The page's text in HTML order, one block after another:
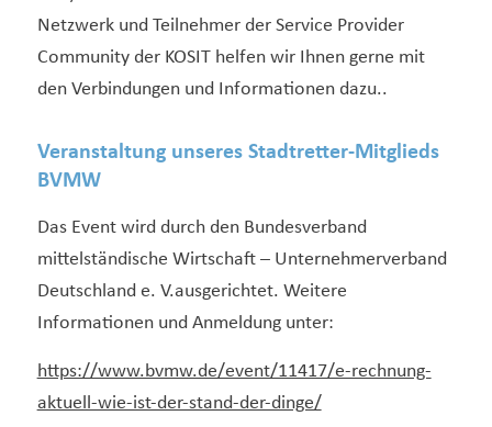
Netzwerk und Teilnehmer der Service Provider
Community der KOSIT helfen wir Ihnen gerne mit
den Verbindungen und Informationen dazu..
Veranstaltung unseres Stadtretter-Mitglieds
BVMW
Das Event wird durch den Bundesverband
mittelständische Wirtschaft – Unternehmerverband
Deutschland e. V.ausgerichtet. Weitere
Informationen und Anmeldung unter:
https://www.bvmw.de/event/11417/e-rechnung-
aktuell-wie-ist-der-stand-der-dinge/